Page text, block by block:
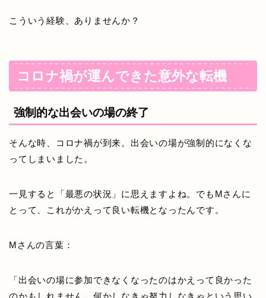
こういう経験、ありませんか？
コロナ禍が運んできた意外な転機
強制的な出会いの場の終了
そんな時、コロナ禍が到来。出会いの場が強制的になくな
ってしまいました。
一見すると「最悪の状況」に思えますよね。でもMさんに
とって、これがかえって良い転機となったんです。
Mさんの言葉：
「出会いの場に参加できなくなったのはかえって良かった